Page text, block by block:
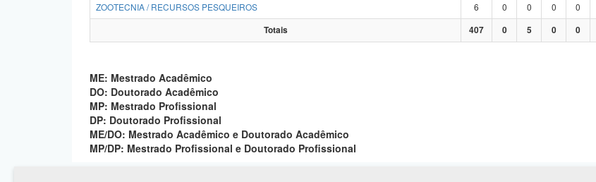
ZOOTECNIA / RECURSOS PESQUEIROS
6 0 0 0 0
Totais
407 0 5 0 0
ME: Mestrado Acadêmico
DO: Doutorado Acadêmico
MP: Mestrado Profissional
DP: Doutorado Profissional
ME/DO: Mestrado Acadêmico e Doutorado Acadêmico
MP/DP: Mestrado Profissional e Doutorado Profissional